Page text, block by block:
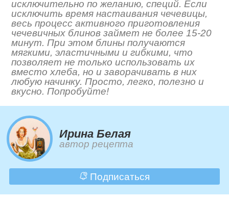
исключительно по желанию, специй. Если
исключить время настаивания чечевицы,
весь процесс активного приготовления
чечевичных блинов займет не более 15-20
минут. При этом блины получаются
мягкими, эластичными и гибкими, что
позволяет не только использовать их
вместо хлеба, но и заворачивать в них
любую начинку. Просто, легко, полезно и
вкусно. Попробуйте!
Ирина Белая
автор рецепта
Подписаться